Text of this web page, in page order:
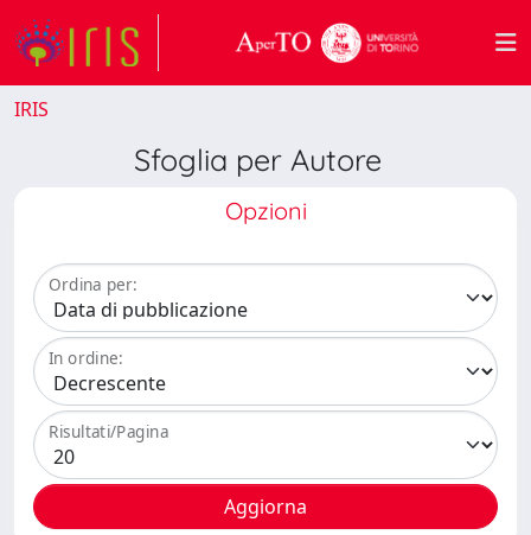
IRIS
Sfoglia per Autore
Opzioni
Ordina per:
In ordine:
Risultati/Pagina